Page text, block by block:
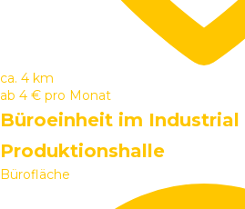
ca. 4 km
ab 4 € pro Monat
Büroeinheit im Industrial
Produktionshalle
Bürofläche